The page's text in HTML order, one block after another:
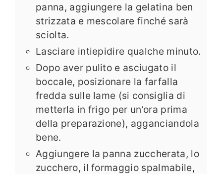
panna, aggiungere la gelatina ben
strizzata e mescolare finché sarà
sciolta.
Lasciare intiepidire qualche minuto.
Dopo aver pulito e asciugato il
boccale, posizionare la farfalla
fredda sulle lame (si consiglia di
metterla in frigo per un’ora prima
della preparazione), agganciandola
bene.
Aggiungere la panna zuccherata, lo
zucchero, il formaggio spalmabile,